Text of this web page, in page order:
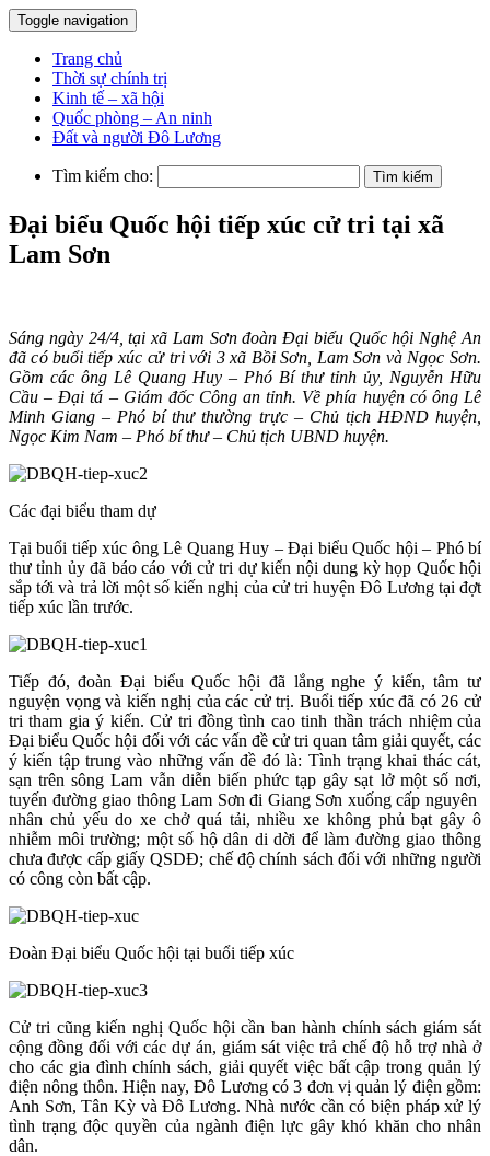
Toggle navigation
Trang chủ
Thời sự chính trị
Kinh tế – xã hội
Quốc phòng – An ninh
Đất và người Đô Lương
Tìm kiếm cho:
Đại biểu Quốc hội tiếp xúc cử tri tại xã
Lam Sơn
Sáng ngày 24/4, tại xã Lam Sơn đoàn Đại biểu Quốc hội Nghệ An
đã có buổi tiếp xúc cử tri với 3 xã Bồi Sơn, Lam Sơn và Ngọc Sơn.
Gồm các ông Lê Quang Huy – Phó Bí thư tỉnh ủy, Nguyễn Hữu
Cầu – Đại tá – Giám đốc Công an tỉnh. Về phía huyện có ông Lê
Minh Giang – Phó bí thư thường trực – Chủ tịch HĐND huyện,
Ngọc Kim Nam – Phó bí thư – Chủ tịch UBND huyện.
Các đại biểu tham dự
Tại buổi tiếp xúc ông Lê Quang Huy – Đại biểu Quốc hội – Phó bí
thư tỉnh ủy đã báo cáo với cử tri dự kiến nội dung kỳ họp Quốc hội
sắp tới và trả lời một số kiến nghị của cử tri huyện Đô Lương tại đợt
tiếp xúc lần trước.
Tiếp đó, đoàn Đại biểu Quốc hội đã lắng nghe ý kiến, tâm tư
nguyện vọng và kiến nghị của các cử trị. Buổi tiếp xúc đã có 26 cử
tri tham gia ý kiến. Cử tri đồng tình cao tinh thần trách nhiệm của
Đại biểu Quốc hội đối với các vấn đề cử tri quan tâm giải quyết, các
ý kiến tập trung vào những vấn đề đó là: Tình trạng khai thác cát,
sạn trên sông Lam vẫn diễn biến phức tạp gây sạt lở một số nơi,
tuyến đường giao thông Lam Sơn đi Giang Sơn xuống cấp nguyên
nhân chủ yếu do xe chở quá tải, nhiều xe không phủ bạt gây ô
nhiễm môi trường; một số hộ dân di dời để làm đường giao thông
chưa được cấp giấy QSDĐ; chế độ chính sách đối với những người
có công còn bất cập.
Đoàn Đại biểu Quốc hội tại buổi tiếp xúc
Cử tri cũng kiến nghị Quốc hội cần ban hành chính sách giám sát
cộng đồng đối với các dự án, giám sát việc trả chế độ hỗ trợ nhà ở
cho các gia đình chính sách, giải quyết việc bất cập trong quản lý
điện nông thôn. Hiện nay, Đô Lương có 3 đơn vị quản lý điện gồm:
Anh Sơn, Tân Kỳ và Đô Lương. Nhà nước cần có biện pháp xử lý
tình trạng độc quyền của ngành điện lực gây khó khăn cho nhân
dân.